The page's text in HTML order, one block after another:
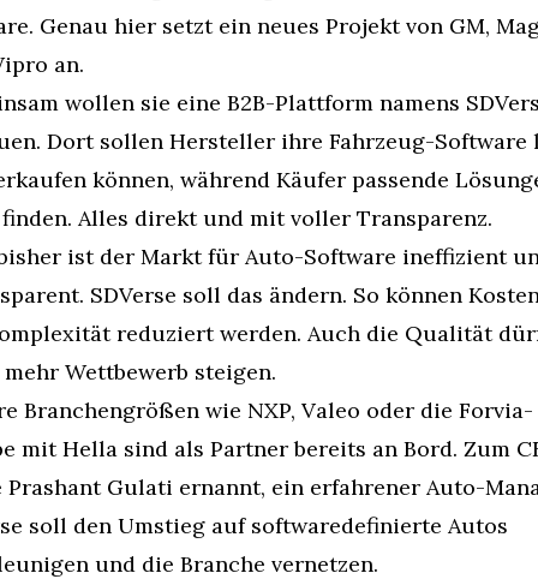
Genau hier setzt ein neues Projekt von GM,
an.
wollen sie eine B2B-Plattform namens
Dort sollen Hersteller ihre Fahrzeug-Software
können, während Käufer passende
Alles direkt und mit voller Transparenz.
ist der Markt für Auto-Software ineffizient
SDVerse soll das ändern. So können
reduziert werden. Auch die Qualität
Wettbewerb steigen.
Branchengrößen wie NXP, Valeo oder die Forvia-
mit Hella sind als Partner bereits an Bord. Zum
Prashant Gulati ernannt, ein erfahrener Auto-
soll den Umstieg auf softwaredefinierte Autos
und die Branche vernetzen.